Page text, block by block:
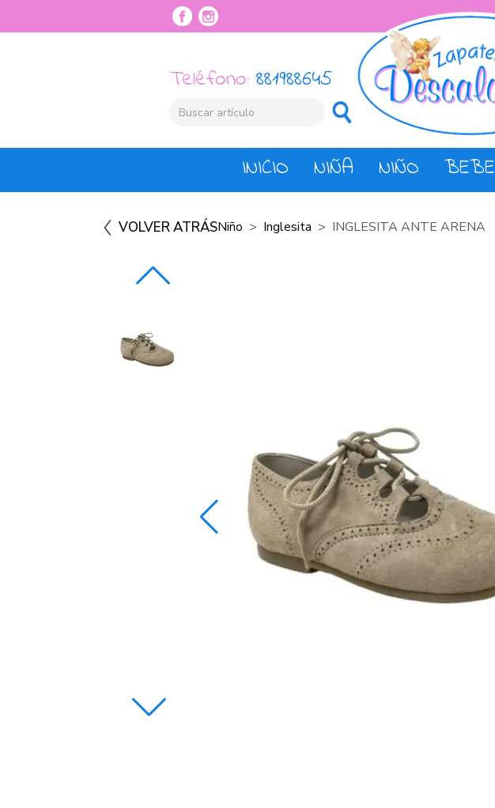
Teléfono: 881988645
INICIO NIÑA NIÑO BEBE
VOLVER ATRÁSNiño Inglesita INGLESITA ANTE ARENA